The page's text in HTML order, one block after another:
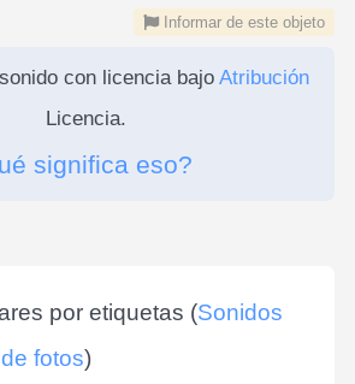
Informar de este objeto
con licencia bajo Atribución
Licencia.
significa eso?
por etiquetas (Sonidos
fotos)